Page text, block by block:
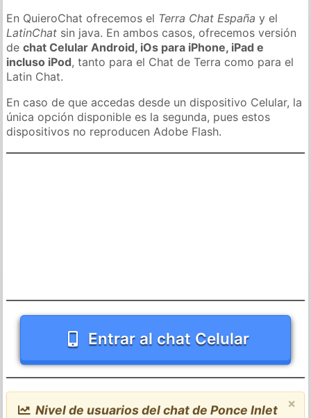
En QuieroChat ofrecemos el Terra Chat España y el
LatinChat sin java. En ambos casos, ofrecemos versión
dechat Celular Android, iOs para iPhone, iPad e
incluso iPod, tanto para el Chat de Terra como para el
Latin Chat.
En caso de que accedas desde un dispositivo Celular, la
única opción disponible es la segunda, pues estos
dispositivos no reproducen Adobe Flash.
Entrar al chat Celular
×
Nivel de usuarios del chat de Ponce Inlet